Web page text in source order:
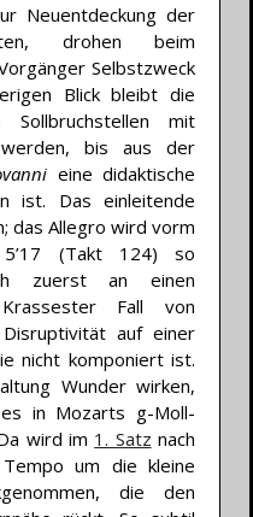
Neuentdeckung der
drohen beim
Selbstzweck
Blick bleibt die
mit
bis aus der
eine didaktische
ist. Das einleitende
das Allegro wird vorm
5’17 (Takt 124) so
zuerst an einen
Fall von
auf einer
nicht komponiert ist.
Wunder wirken,
in Mozarts g-Moll-
wird im 1. Satz nach
um die kleine
die den